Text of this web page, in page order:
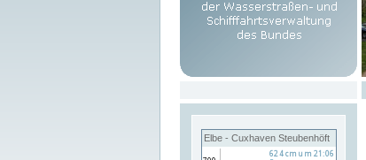
Elbe - Cuxhaven Steubenhöft